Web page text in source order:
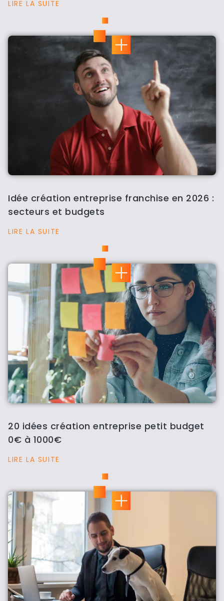
LIRE LA SUITE
Idée création entreprise franchise en 2026 :
secteurs et budgets
LIRE LA SUITE
20 idées création entreprise petit budget
0€ à 1000€
LIRE LA SUITE